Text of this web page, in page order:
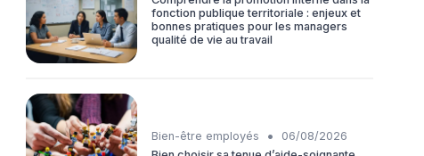
fonction publique territoriale : enjeux et
bonnes pratiques pour les managers
qualité de vie au travail
Bien-être employés •
06/08/2026